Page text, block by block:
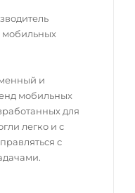
мобильных
и
мобильных
для
легко и с
с